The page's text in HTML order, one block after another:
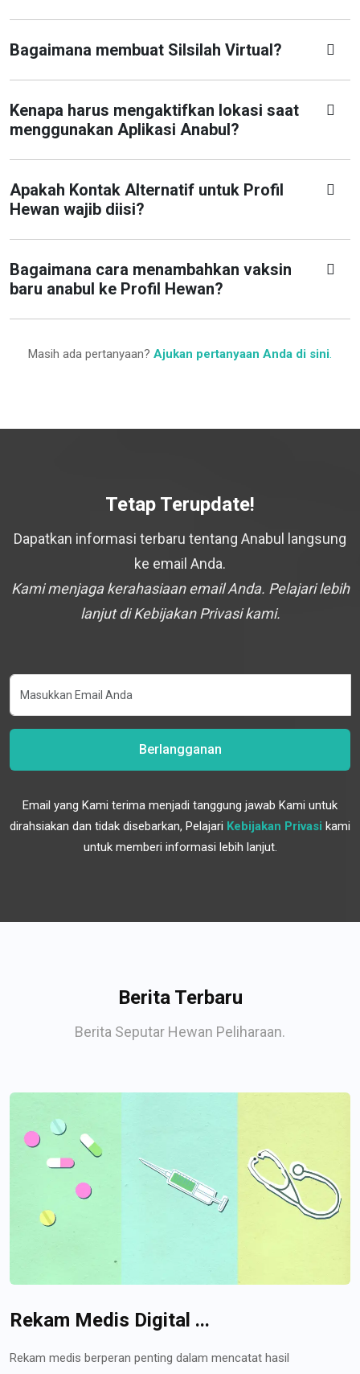
Bagaimana membuat Silsilah Virtual?
Kenapa harus mengaktifkan lokasi saat
menggunakan Aplikasi Anabul?
Apakah Kontak Alternatif untuk Profil
Hewan wajib diisi?
Bagaimana cara menambahkan vaksin
baru anabul ke Profil Hewan?
Masih ada pertanyaan? Ajukan pertanyaan Anda di sini.
Tetap Terupdate!
Dapatkan informasi terbaru tentang Anabul langsung
ke email Anda.
Kami menjaga kerahasiaan email Anda. Pelajari lebih
lanjut di Kebijakan Privasi kami.
Berlangganan
Email yang Kami terima menjadi tanggung jawab Kami untuk
dirahsiakan dan tidak disebarkan, Pelajari Kebijakan Privasi kami
untuk memberi informasi lebih lanjut.
Berita Terbaru
Berita Seputar Hewan Peliharaan.
Rekam Medis Digital ...
Rekam medis berperan penting dalam mencatat hasil